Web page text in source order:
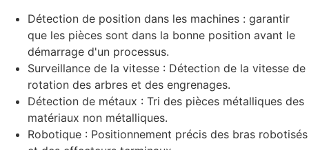
Détection de position dans les machines : garantir
que les pièces sont dans la bonne position avant le
démarrage d'un processus.
Surveillance de la vitesse : Détection de la vitesse de
rotation des arbres et des engrenages.
Détection de métaux : Tri des pièces métalliques des
matériaux non métalliques.
Robotique : Positionnement précis des bras robotisés